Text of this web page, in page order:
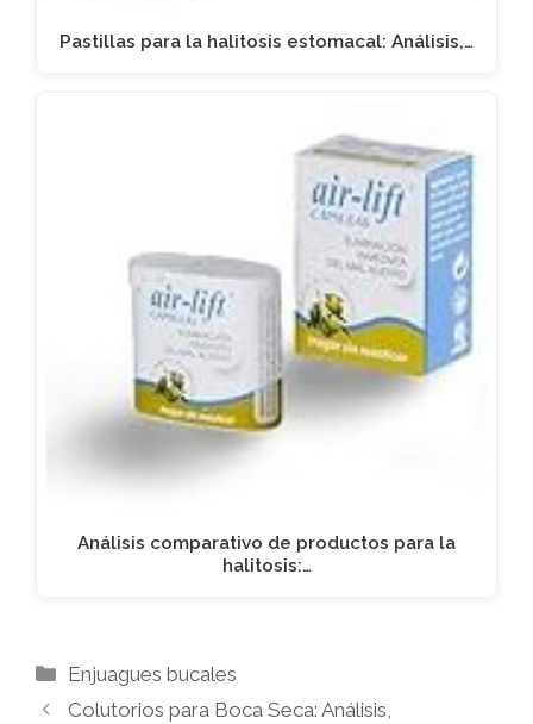
Pastillas para la halitosis estomacal: Análisis,…
Análisis comparativo de productos para la
halitosis:…
Categorías
Enjuagues bucales
Colutorios para Boca Seca: Análisis,